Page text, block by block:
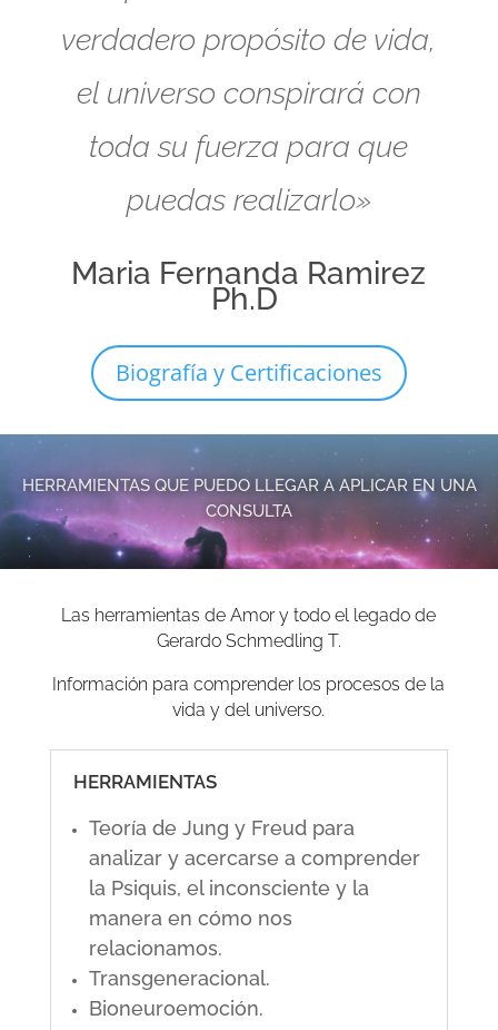
verdadero propósito de vida,
el universo conspirará con
toda su fuerza para que
puedas realizarlo»
Maria Fernanda Ramirez
Ph.D
Biografía y Certificaciones
HERRAMIENTAS QUE PUEDO LLEGAR A APLICAR EN UNA
CONSULTA
Las herramientas de Amor y todo el legado de
Gerardo Schmedling T.
Información para comprender los procesos de la
vida y del universo.
HERRAMIENTAS
Teoría de Jung y Freud para
analizar y acercarse a comprender
la Psiquis, el inconsciente y la
manera en cómo nos
relacionamos.
Transgeneracional.
Bioneuroemoción.